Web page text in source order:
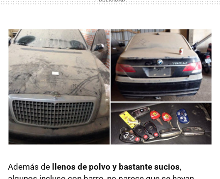
Además de llenos de polvo y bastante sucios,